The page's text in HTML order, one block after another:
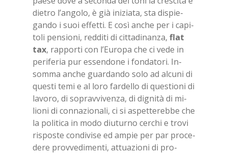
die­tro l’an­go­lo, è già ini­zia­ta, sta di­spie­
gan­do i suoi ef­fet­ti. E così an­che per i ca­pi­
to­li pen­sio­ni, red­di­ti di cit­ta­di­nan­za, flat
tax, rap­por­ti con l’Eu­ro­pa che ci vede in
pe­ri­fe­ria pur es­sen­do­ne i fon­da­to­ri. In­
som­ma an­che guar­dan­do solo ad al­cu­ni di
que­sti temi e al loro far­del­lo di que­stio­ni di
la­vo­ro, di so­prav­vi­ven­za, di di­gni­tà di mi­
lio­ni di con­na­zio­na­li, ci si aspet­te­reb­be che
la po­li­ti­ca in modo diu­tur­no cer­chi e tro­vi
ri­spo­ste con­di­vi­se ed am­pie per par pro­ce­
de­re prov­ve­di­men­ti, at­tua­zio­ni di pro­